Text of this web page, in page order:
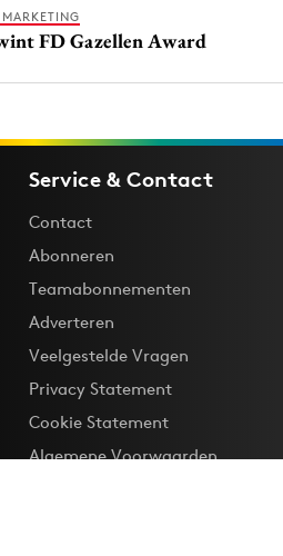
FD Gazellen Award
Service & Contact
Contact
Abonneren
Teamabonnementen
Adverteren
Veelgestelde Vragen
Privacy Statement
Cookie Statement
Algemene Voorwaarden